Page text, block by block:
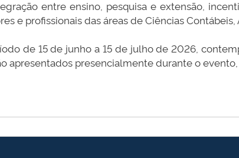
entre ensino, pesquisa e extensão,
e profissionais das áreas de Ciências
de 15 de junho a 15 de julho de 2026,
apresentados presencialmente durante o